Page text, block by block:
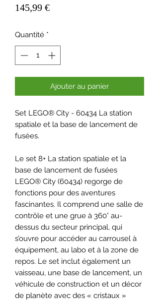
145,99 €Prix
Quantité *
Ajouter au panier
Set LEGO® City - 60434 La station
spatiale et la base de lancement de
fusées.
Le set 8+ La station spatiale et la
base de lancement de fusées
LEGO® City (60434) regorge de
fonctions pour des aventures
fascinantes. Il comprend une salle de
contrôle et une grue à 360° au-
dessus du secteur principal, qui
s’ouvre pour accéder au carrousel à
équipement, au labo et à la zone de
repos. Le set inclut également un
vaisseau, une base de lancement, un
véhicule de construction et un décor
de planète avec des « cristaux »